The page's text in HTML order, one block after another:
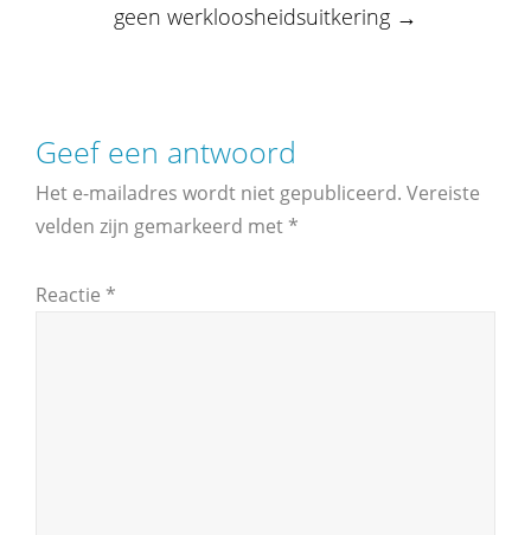
geen werkloosheidsuitkering →
Geef een antwoord
Het e-mailadres wordt niet gepubliceerd. Vereiste
velden zijn gemarkeerd met *
Reactie *